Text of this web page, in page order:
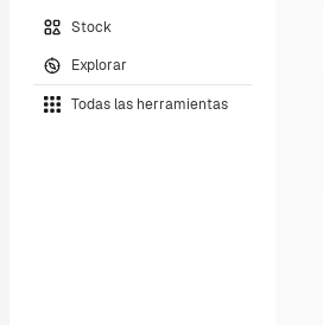
Stock
Explorar
Todas las herramientas